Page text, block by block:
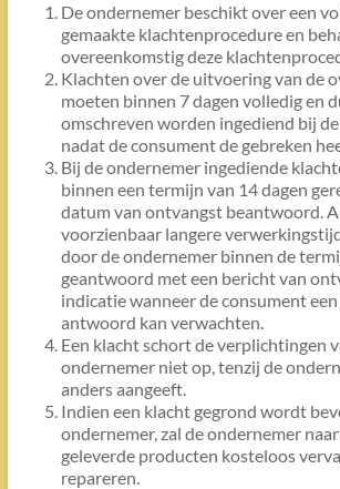
De ondernemer beschikt over een
gemaakte klachtenprocedure en
overeenkomstig deze
Klachten over de uitvoering van de
moeten binnen 7 dagen volledig en
omschreven worden ingediend bij
nadat de consument de gebreken
Bij de ondernemer ingediende
binnen een termijn van 14 dagen
datum van ontvangst beantwoord.
voorzienbaar langere
door de ondernemer binnen de
geantwoord met een bericht van
indicatie wanneer de consument
antwoord kan verwachten.
Een klacht schort de verplichtingen
ondernemer niet op, tenzij de
anders aangeeft.
Indien een klacht gegrond wordt
ondernemer, zal de ondernemer
geleverde producten kosteloos
repareren.